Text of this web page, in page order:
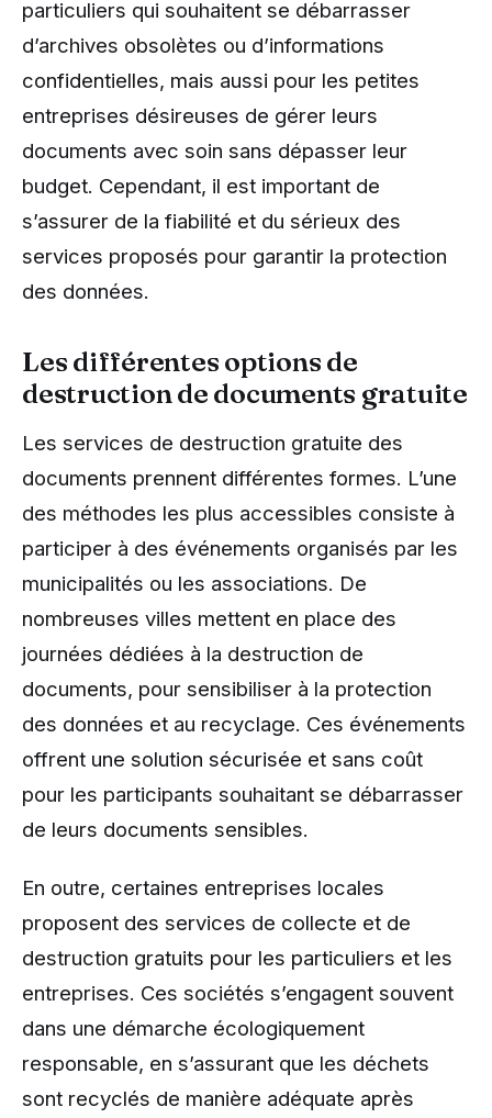
particuliers qui souhaitent se débarrasser
d’archives obsolètes ou d’informations
confidentielles, mais aussi pour les petites
entreprises désireuses de gérer leurs
documents avec soin sans dépasser leur
budget. Cependant, il est important de
s’assurer de la fiabilité et du sérieux des
services proposés pour garantir la protection
des données.
Les différentes options de
destruction de documents gratuite
Les services de destruction gratuite des
documents prennent différentes formes. L’une
des méthodes les plus accessibles consiste à
participer à des événements organisés par les
municipalités ou les associations. De
nombreuses villes mettent en place des
journées dédiées à la destruction de
documents, pour sensibiliser à la protection
des données et au recyclage. Ces événements
offrent une solution sécurisée et sans coût
pour les participants souhaitant se débarrasser
de leurs documents sensibles.
En outre, certaines entreprises locales
proposent des services de collecte et de
destruction gratuits pour les particuliers et les
entreprises. Ces sociétés s’engagent souvent
dans une démarche écologiquement
responsable, en s’assurant que les déchets
sont recyclés de manière adéquate après